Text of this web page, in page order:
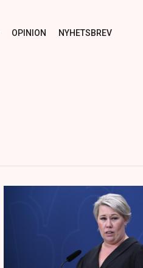
OPINION NYHETSBREV